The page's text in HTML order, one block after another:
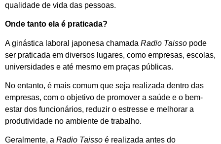
qualidade de vida das pessoas.
Onde tanto ela é praticada?
A ginástica laboral japonesa chamada Radio Taisso pode
ser praticada em diversos lugares, como empresas, escolas,
universidades e até mesmo em praças públicas.
No entanto, é mais comum que seja realizada dentro das
empresas, com o objetivo de promover a saúde e o bem-
estar dos funcionários, reduzir o estresse e melhorar a
produtividade no ambiente de trabalho.
Geralmente, a Radio Taisso é realizada antes do